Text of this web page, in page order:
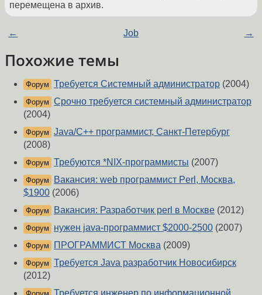
перемещена в архив.
← Job →
Похожие темы
Форум Требуется Системный администратор (2004)
Форум Срочно требуется системный администратор
(2004)
Форум Java/C++ программист, Санкт-Петербург
(2008)
Форум Требуются *NIX-программисты (2007)
Форум
Вакансия: web прoграммист Perl, Моcква,
$1900 (2006)
Форум Вакансия: Разработчик perl в Москве (2012)
Форум нужен java-программист $2000-2500 (2007)
Форум ПРОГРАММИСТ Москва (2009)
Форум Требуется Java разработчик Новосибирск
(2012)
Требуется инженер по информационной